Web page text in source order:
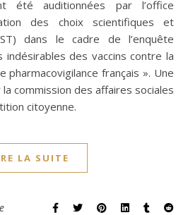
été auditionnées par l’office
des choix scientifiques et
dans le cadre de l’enquête
des vaccins contre la
français ». Une
commission des affaires sociales
citoyenne.
LA SUITE